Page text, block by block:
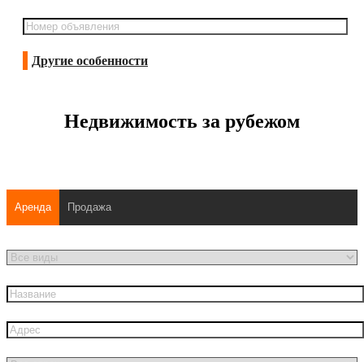
Другие особенности
Недвижимость за рубежом
Аренда Продажа